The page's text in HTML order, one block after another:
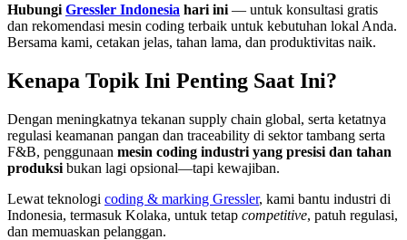
Hubungi Gressler Indonesia hari ini — untuk konsultasi gratis
dan rekomendasi mesin coding terbaik untuk kebutuhan lokal Anda.
Bersama kami, cetakan jelas, tahan lama, dan produktivitas naik.
Kenapa Topik Ini Penting Saat Ini?
Dengan meningkatnya tekanan supply chain global, serta ketatnya
regulasi keamanan pangan dan traceability di sektor tambang serta
F&B, penggunaan mesin coding industri yang presisi dan tahan
produksi bukan lagi opsional—tapi kewajiban.
Lewat teknologi coding & marking Gressler, kami bantu industri di
Indonesia, termasuk Kolaka, untuk tetap competitive, patuh regulasi,
dan memuaskan pelanggan.